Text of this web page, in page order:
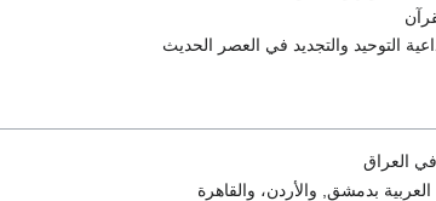
التوحيد والتجديد في العصر الحديث
العراق
بدمشق, والأردن، والقاهرة